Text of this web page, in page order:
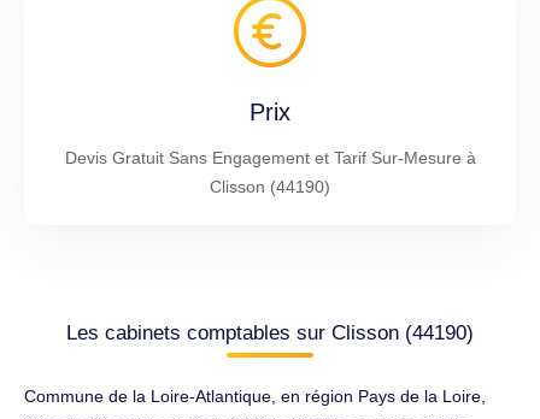
Prix
Devis Gratuit Sans Engagement et Tarif Sur-Mesure à
Clisson (44190)
Les cabinets comptables sur Clisson (44190)
Commune de la Loire-Atlantique, en région Pays de la Loire,